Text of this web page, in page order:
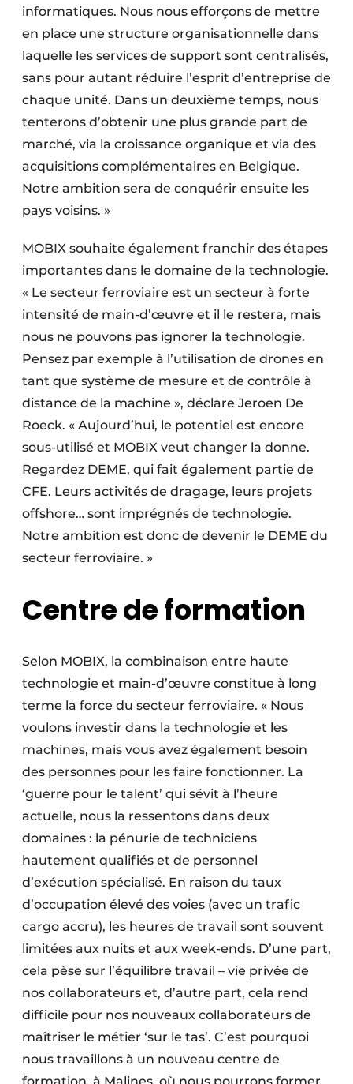
informatiques. Nous nous efforçons de mettre
en place une structure organisationnelle dans
laquelle les services de support sont centralisés,
sans pour autant réduire l’esprit d’entreprise de
chaque unité. Dans un deuxième temps, nous
tenterons d’obtenir une plus grande part de
marché, via la croissance organique et via des
acquisitions complémentaires en Belgique.
Notre ambition sera de conquérir ensuite les
pays voisins. »
MOBIX souhaite également franchir des étapes
importantes dans le domaine de la technologie.
« Le secteur ferroviaire est un secteur à forte
intensité de main-d’œuvre et il le restera, mais
nous ne pouvons pas ignorer la technologie.
Pensez par exemple à l’utilisation de drones en
tant que système de mesure et de contrôle à
distance de la machine », déclare Jeroen De
Roeck. « Aujourd’hui, le potentiel est encore
sous-utilisé et MOBIX veut changer la donne.
Regardez DEME, qui fait également partie de
CFE. Leurs activités de dragage, leurs projets
offshore… sont imprégnés de technologie.
Notre ambition est donc de devenir le DEME du
secteur ferroviaire. »
Centre de formation
Selon MOBIX, la combinaison entre haute
technologie et main-d’œuvre constitue à long
terme la force du secteur ferroviaire. « Nous
voulons investir dans la technologie et les
machines, mais vous avez également besoin
des personnes pour les faire fonctionner. La
‘guerre pour le talent’ qui sévit à l’heure
actuelle, nous la ressentons dans deux
domaines : la pénurie de techniciens
hautement qualifiés et de personnel
d’exécution spécialisé. En raison du taux
d’occupation élevé des voies (avec un trafic
cargo accru), les heures de travail sont souvent
limitées aux nuits et aux week-ends. D’une part,
cela pèse sur l’équilibre travail – vie privée de
nos collaborateurs et, d’autre part, cela rend
difficile pour nos nouveaux collaborateurs de
maîtriser le métier ‘sur le tas’. C’est pourquoi
nous travaillons à un nouveau centre de